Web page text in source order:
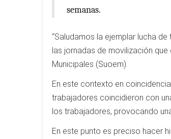
semanas.
“Saludamos la ejemplar lucha
las jornadas de movilización
Municipales (Suoem).
En este contexto en
trabajadores coincidieron con
los trabajadores, provocando
En este punto es preciso hacer